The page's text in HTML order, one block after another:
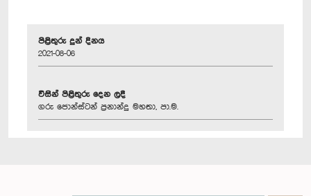
පිළිතුරු දුන් දිනය
2021-08-06
විසින් පිළිතුරු දෙන ලදී
ගරු ජොන්ස්ටන් ප්‍රනාන්දු මහතා, පා.ම.